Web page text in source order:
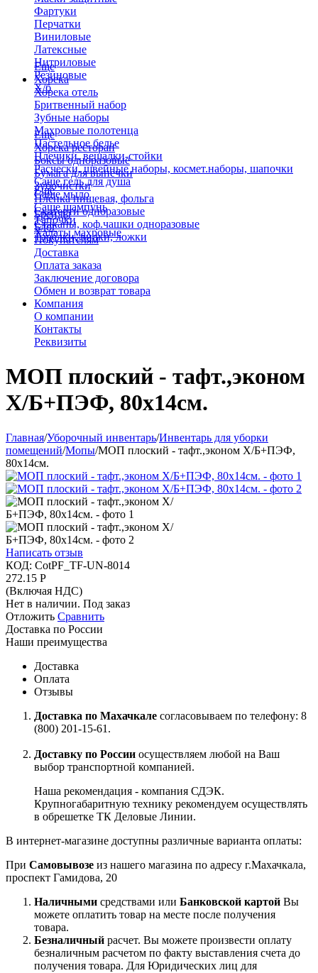
Фартуки
Перчатки
Виниловые
Латексные
Нитриловые
Резиновые
Х/б
Еще
Хорека
Хорека отель
Бритвенный набор
Зубные наборы
Махровые полотенца
Пастельное белье
Плечики, вешалки-стойки
Расчески, швейные наборы, космет.наборы, шапочки
Саше гель для душа
Саше мыло
Саше шампунь
Тапочки
Халаты махровые
Еще
Хорека ресторан
Боксы одноразовые
Бумага для выпечки
Зубочистки
Пленка пищевая, фольга
Скатерти одноразовые
Стаканы, коф.чашки одноразовые
Тарелки, вилки, ложки
Еще
Бренды
Блог
Покупателям
Доставка
Оплата заказа
Заключение договора
Обмен и возврат товара
Компания
О компании
Контакты
Реквизиты
МОП плоский - тафт.,эконом
Х/Б+ПЭФ, 80x14см.
Главная/Уборочный инвентарь/Инвентарь для уборки
помещений/Мопы/МОП плоский - тафт.,эконом Х/Б+ПЭФ,
80x14см.
Написать отзыв
КОД: CotPF_TF-UN-8014
272.15 Р
(Включая НДС)
Нет в наличии. Под заказ
Отложить Сравнить
Доставка по России
Наши преимущества
Доставка
Оплата
Отзывы
Доставка по Махачкале согласовываем по телефону: 8
(800) 201-15-61.
Доставку по России осуществляем любой на Ваш
выбор транспортной компанией.
Наша рекомендация - компания СДЭК.
Крупногабаритную технику рекомендуем осуществлять
в обрешетке ТК Деловые Линии.
В интернет-магазине доступны различные варианта оплаты:
При Самовывозе из нашего магазина по адресу г.Махачкала,
проспект Гамидова, 20
Наличными средствами или Банковской картой Вы
можете оплатить товар на месте после получения
товара.
Безналичный расчет. Вы можете произвести оплату
безналичным расчетом по факту выставления счета до
получения товара. Для Юридических лиц для